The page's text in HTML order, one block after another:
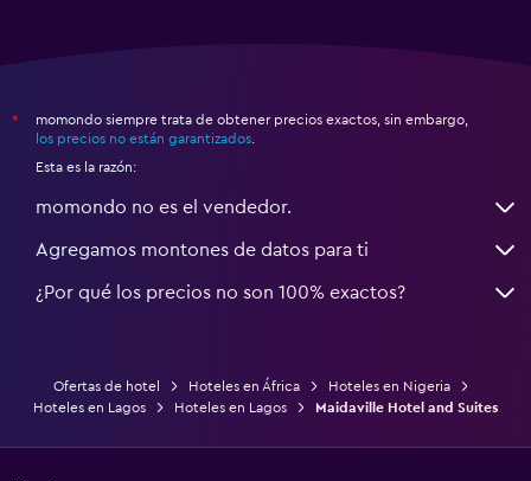
*
momondo siempre trata de obtener precios exactos, sin embargo,
los precios no están garantizados
Esta es la razón:
momondo no es el vendedor.
Agregamos montones de datos para ti
¿Por qué los precios no son 100% exactos?
Ofertas de hotel Hoteles en África
Hoteles en Nigeria
Hoteles en Lagos
Hoteles en Lagos Maidaville Hotel and Suites